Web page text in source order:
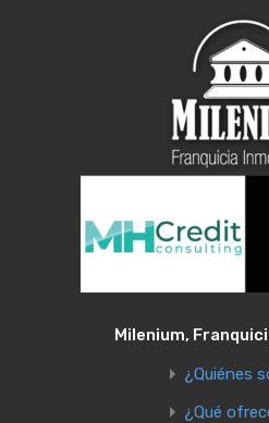
Milenium,
¿Quiénes
¿Qué